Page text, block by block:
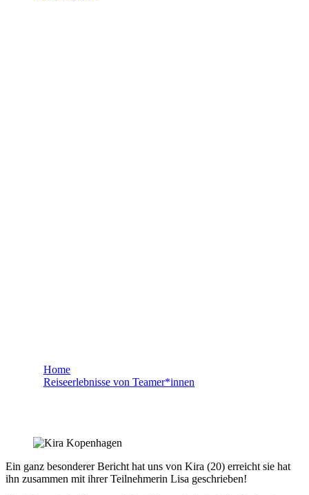
Home
Reiseerlebnisse von Teamer*innen
Ein ganz besonderer Bericht hat uns von Kira (20) erreicht sie hat
ihn zusammen mit ihrer Teilnehmerin Lisa geschrieben!